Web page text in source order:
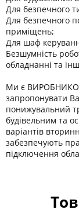
Для безпечного
Для безпечного
приміщень;
Для шаф
Безшумність
обладнанні та
Ми є
запропонувати
понижувальний
будівельним та
варіантів
забезпечують
підключення